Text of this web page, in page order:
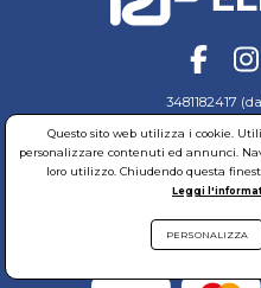
3481182417
Ordini e Pagamenti Sicurezza
Privacy
Recesso
© RF Elettrica Srl - Sede Legale: Via
Cap. Soc. 95.000,00 Euro Iscritta al
Questo sito web utilizza i cookie.
personalizzare contenuti ed annunci.
loro utilizzo. Chiudendo questa
Leggi
PERSONALIZZA